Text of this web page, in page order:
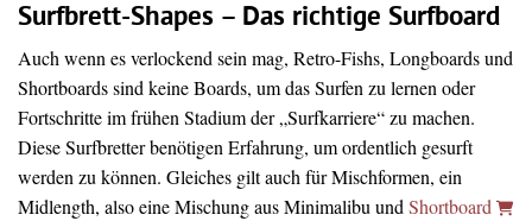
Surfbrett-Shapes – Das richtige Surfboard
Auch wenn es verlockend sein mag, Retro-Fishs, Longboards und
Shortboards sind keine Boards, um das Surfen zu lernen oder
Fortschritte im frühen Stadium der „Surfkarriere“ zu machen.
Diese Surfbretter benötigen Erfahrung, um ordentlich gesurft
werden zu können. Gleiches gilt auch für Mischformen, ein
Midlength, also eine Mischung aus Minimalibu und Shortboard